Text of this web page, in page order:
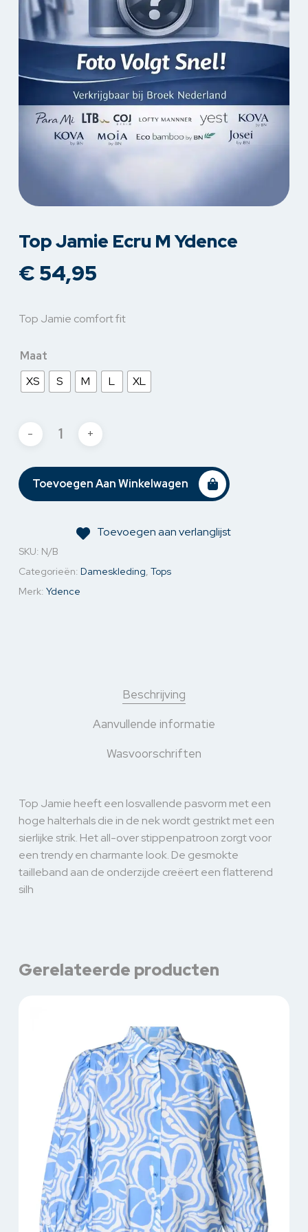
Top Jamie Ecru M Ydence
€ 54,95
Top Jamie comfort fit
Maat
XS
S M L XL
Toevoegen Aan Winkelwagen
Toevoegen aan verlanglijst
SKU: N/B
Categorieën: Dameskleding, Tops
Merk: Ydence
Beschrijving
Aanvullende informatie
Wasvoorschriften
Top Jamie heeft een losvallende pasvorm met een
hoge halterhals die in de nek wordt gestrikt met een
sierlijke strik. Het all-over stippenpatroon zorgt voor
een trendy en charmante look. De gesmokte
tailleband aan de onderzijde creëert een flatterend
silh
Gerelateerde producten